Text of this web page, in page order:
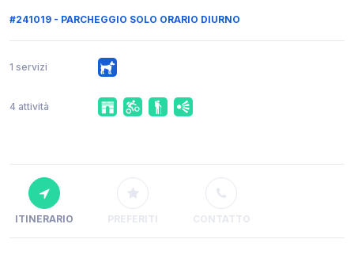
#241019 - PARCHEGGIO SOLO ORARIO DIURNO
1 servizi
4 attività
ITINERARIO PREFERITI CONTATTO